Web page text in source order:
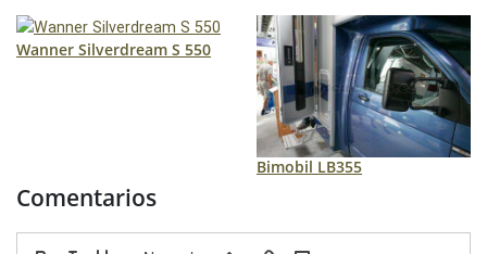
Wanner Silverdream S 550
Bimobil LB355
Comentarios